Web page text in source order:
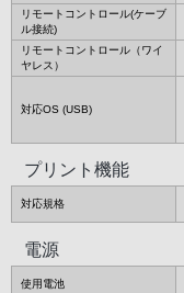
リモートコントロール(ケーブ
ル接続)
リモートコントロール（ワイ
ヤレス）
対応OS (USB)
プリント機能
対応規格
電源
使用電池